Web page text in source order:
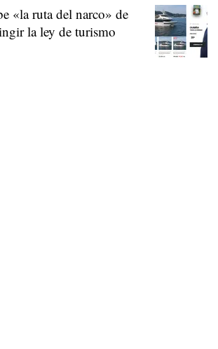
«la ruta del narco» de
la ley de turismo